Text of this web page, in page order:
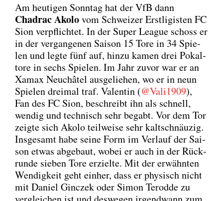
Am heu­ti­gen Sonn­tag hat der VfB dann
Chadrac Ako­lovom Schwei­zer Erst­li­gis­ten FC
Sion ver­pflich­tet. In der Super League schoss er
in der ver­gan­ge­nen Sai­son 15 Tore in 34 Spie­
len und leg­te fünf auf, hin­zu kamen drei Pokal­
to­re in sechs Spie­len. Im Jahr zuvor war er an
Xamax Neu­châ­tel aus­ge­lie­hen, wo er in neun
Spie­len drei­mal traf. Valen­tin (@Vali1909),
Fan des FC Sion, beschreibt ihn als schnell,
wen­dig und tech­nisch sehr begabt. Vor dem Tor
zeig­te sich Ako­lo teil­wei­se sehr kalt­schnäu­zig.
Ins­ge­samt habe sei­ne Form im Ver­lauf der Sai­
son etwas abge­baut, wobei er auch in der Rück­
run­de sie­ben Tore erziel­te. Mit der erwähn­ten
Wen­dig­keit geht ein­her, dass er phy­sisch nicht
mit Dani­el Gin­c­zek oder Simon Terod­de zu